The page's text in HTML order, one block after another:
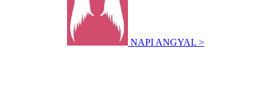
NAPI ANGYAL >